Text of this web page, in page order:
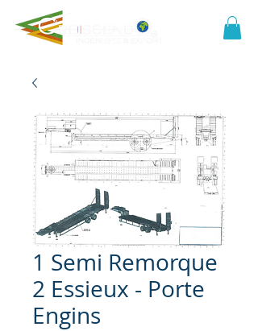
1 Semi Remorque
2 Essieux - Porte
Engins